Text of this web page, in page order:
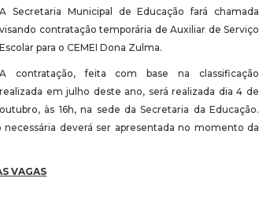
A Secretaria Municipal de Educação fará chamada
visando contratação temporária de Auxiliar de Serviço
Escolar para o CEMEI Dona Zulma.
A contratação, feita com base na classificação
realizada em julho deste ano, será realizada dia 4 de
outubro, às 16h, na sede da Secretaria da Educação.
necessária deverá ser apresentada no momento da
VAGAS